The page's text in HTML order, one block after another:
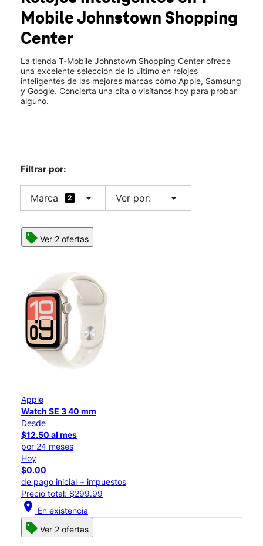
Jue.:10:00 a.m. a 8:00 p.m.
Vie.: 10:00 a.m. a 8:00 p.m.
213 N Comrie Ave Johnstown, NY 12095
MobileJohnstown Shopping
Center
La tienda T-Mobile Johnstown Shopping Center ofrece
una excelente selección de lo último en relojes
inteligentes de las mejores marcas como Apple, Samsung
y Google. Concierta una cita o visítanos hoy para probar
alguno.
Filtrar por:
Marca 2 arrow_drop_down Ver por: arrow_drop_down
Ver 2 ofertas
Apple
Watch SE 3 40 mm
Desde
$12.50 al mes
por 24 meses
Hoy
$0.00
de pago inicial + impuestos
Precio total: $299.99
location_on En existencia
Ver 2 ofertas